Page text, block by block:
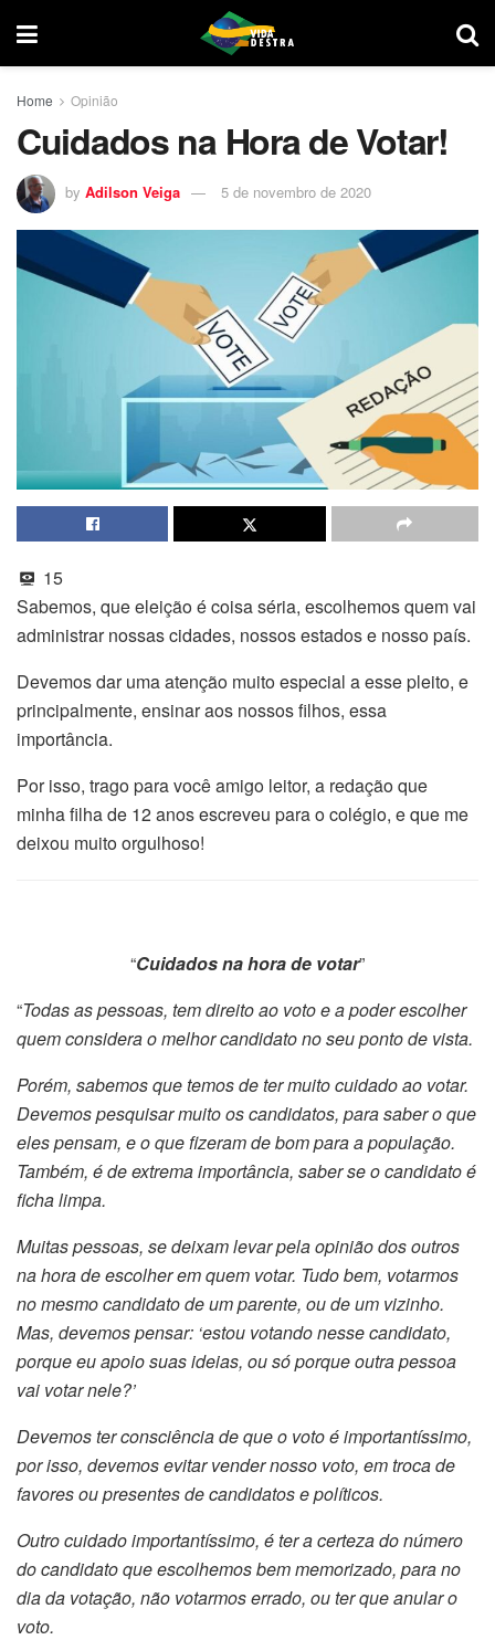
Home Opinião
Cuidados na Hora de Votar!
by Adilson Veiga 5 de novembro de 2020
15
Sabemos, que eleição é coisa séria, escolhemos quem vai
administrar nossas cidades, nossos estados e nosso país.
Devemos dar uma atenção muito especial a esse pleito, e
principalmente, ensinar aos nossos filhos, essa
importância.
Por isso, trago para você amigo leitor, a redação que
minha filha de 12 anos escreveu para o colégio, e que me
deixou muito orgulhoso!
“Cuidados na hora de votar”
“Todas as pessoas, tem direito ao voto e a poder escolher
quem considera o melhor candidato no seu ponto de vista.
Porém, sabemos que temos de ter muito cuidado ao votar.
Devemos pesquisar muito os candidatos, para saber o que
eles pensam, e o que fizeram de bom para a população.
Também, é de extrema importância, saber se o candidato é
ficha limpa.
Muitas pessoas, se deixam levar pela opinião dos outros
na hora de escolher em quem votar. Tudo bem, votarmos
no mesmo candidato de um parente, ou de um vizinho.
Mas, devemos pensar: ‘estou votando nesse candidato,
porque eu apoio suas ideias, ou só porque outra pessoa
vai votar nele?’
Devemos ter consciência de que o voto é importantíssimo,
por isso, devemos evitar vender nosso voto, em troca de
favores ou presentes de candidatos e políticos.
Outro cuidado importantíssimo, é ter a certeza do número
do candidato que escolhemos bem memorizado, para no
dia da votação, não votarmos errado, ou ter que anular o
voto.